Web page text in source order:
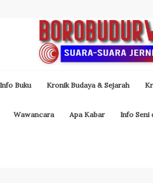
Info Buku Kronik Budaya & Sejarah
Wawancara Apa Kabar Info Seni